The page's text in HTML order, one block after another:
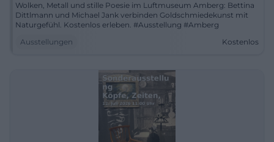
Wolken, Metall und stille Poesie im Luftmuseum Amberg: Bettina
Dittlmann und Michael Jank verbinden Goldschmiedekunst mit
Naturgefühl. Kostenlos erleben. #Ausstellung #Amberg
Ausstellungen
Kostenlos